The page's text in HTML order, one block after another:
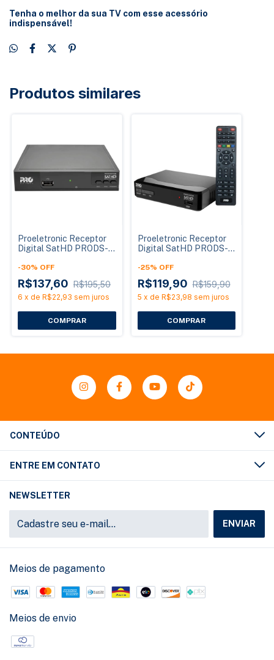
Tenha o melhor da sua TV com esse acessório
indispensável!
Produtos similares
Proeletronic Receptor
Digital SatHD PRODS-
Banda KU
-30% OFF
R$137,60 R$195,50
6 x de R$22,93 sem juros
Proeletronic Receptor
Digital SatHD PRODS-
-25% OFF
R$119,90 R$159,90
5 x de R$23,98 sem juros
CONTEÚDO
ENTRE EM CONTATO
NEWSLETTER
Meios de pagamento
Meios de envio